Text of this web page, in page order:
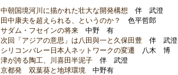
中朝国境河川に描かれた壮大な開発構想 伴 武澄
田中康夫を超えられる、というのか？
色平哲郎
サダム・フセインの将来中野 有
次回「アジアの意思」は八田與一と久保田豊 伴 武澄
シリコンバレー日本人ネットワークの変遷 八木 博
津が誇る陶工、川喜田半泥子伴 武澄
京都発 双葉葵と地球環境中野有